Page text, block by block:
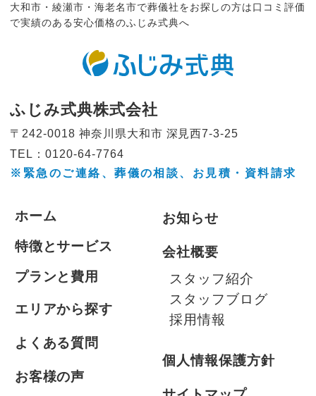
大和市・綾瀬市・海老名市で葬儀社をお探しの方は口コミ評価
で実績のある安心価格のふじみ式典へ
ふじみ式典株式会社
〒242-0018 神奈川県大和市 深見西7-3-25
TEL：0120-64-7764
※緊急のご連絡、葬儀の相談、 お見積・資料請求
ホーム
特徴とサービス
プランと費用
エリアから探す
よくある質問
お客様の声
お知らせ
会社概要
スタッフ紹介
スタッフブログ
採用情報
個人情報保護方針